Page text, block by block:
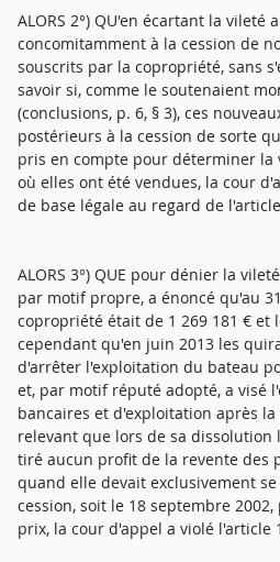
ALORS 2°) QU'en écartant la vileté
concomitamment à la cession de
souscrits par la copropriété, sans
savoir si, comme le soutenaient
(conclusions, p. 6, § 3), ces
postérieurs à la cession de sorte
pris en compte pour déterminer
où elles ont été vendues, la cour
de base légale au regard de
ALORS 3°) QUE pour dénier la
par motif propre, a énoncé qu'au
copropriété était de 1 269 181 € et
cependant qu'en juin 2013 les
d'arrêter l'exploitation du bateau
et, par motif réputé adopté, a visé
bancaires et d'exploitation après
relevant que lors de sa dissolution
tiré aucun profit de la revente des
quand elle devait exclusivement
cession, soit le 18 septembre
prix, la cour d'appel a violé l'article